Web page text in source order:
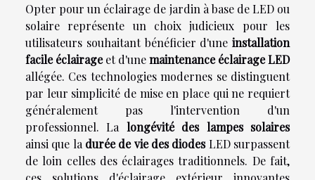
Opter pour un éclairage de jardin à base de LED ou
solaire représente un choix judicieux pour les
utilisateurs souhaitant bénéficier d'une installation
facile éclairageet d'unemaintenance éclairage LED
allégée. Ces technologies modernes se distinguent
par leur simplicité de mise en place qui ne requiert
généralement pas l'intervention d'un
professionnel. La longévité des lampes solaires
ainsi que la durée de vie des diodesLED surpassent
de loin celles des éclairages traditionnels. De fait,